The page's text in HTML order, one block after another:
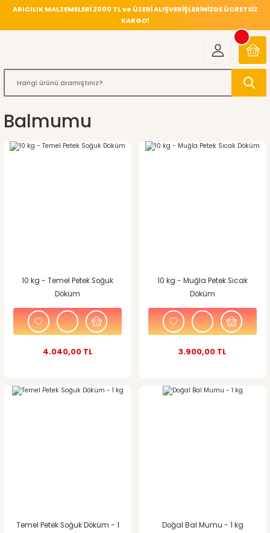
ARICILIK MALZEMELERİ 2000 TL ve ÜZERİ ALIŞVERİŞLERİNİZDE ÜCRETSİZ
KARGO!
Balmumu
10 kg - Temel Petek Soğuk
Döküm
4.040,00 TL
10 kg - Muğla Petek Sıcak
Döküm
3.900,00 TL
Temel Petek Soğuk Döküm - 1
Doğal Bal Mumu - 1 kg